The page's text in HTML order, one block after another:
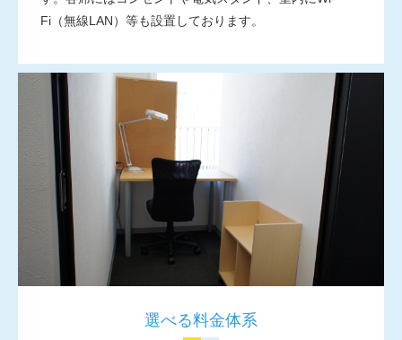
Fi（無線LAN）等も設置しております。
選べる料金体系